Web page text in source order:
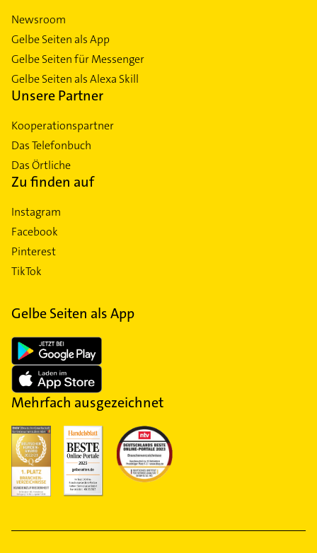
Newsroom
Gelbe Seiten als App
Gelbe Seiten für Messenger
Gelbe Seiten als Alexa Skill
Unsere Partner
Kooperationspartner
Das Telefonbuch
Das Örtliche
Zu finden auf
Instagram
Facebook
Pinterest
TikTok
Gelbe Seiten als App
Mehrfach ausgezeichnet